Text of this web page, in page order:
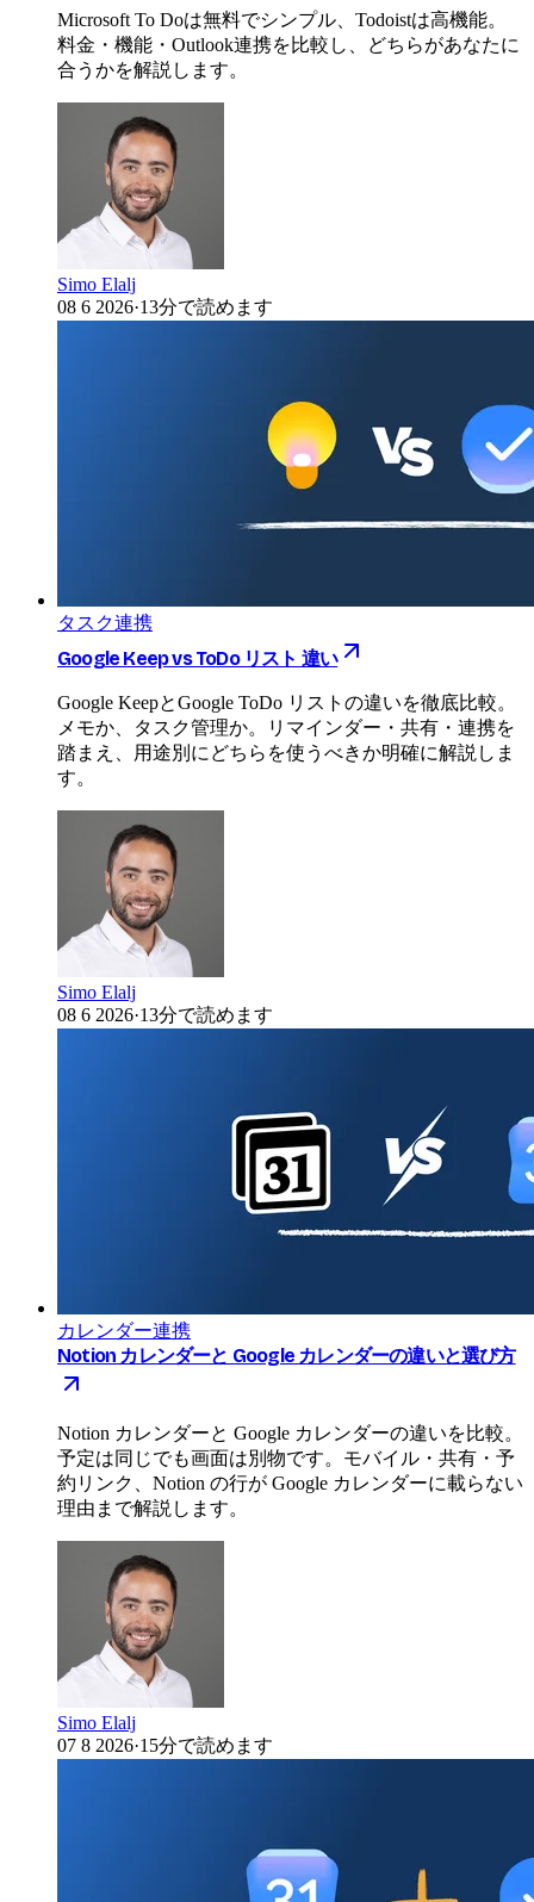
Microsoft To Doは無料でシンプル、Todoistは高機能。
料金・機能・Outlook連携を比較し、どちらがあなたに
合うかを解説します。
Simo Elalj
08 6 2026·13分で読めます
タスク連携
Google Keep vs ToDo リスト 違い
Google KeepとGoogle ToDo リストの違いを徹底比較。
メモか、タスク管理か。リマインダー・共有・連携を
踏まえ、用途別にどちらを使うべきか明確に解説しま
す。
Simo Elalj
08 6 2026·13分で読めます
カレンダー連携
Notion カレンダーと Google カレンダーの違いと選び方
Notion カレンダーと Google カレンダーの違いを比較。
予定は同じでも画面は別物です。モバイル・共有・予
約リンク、Notion の行が Google カレンダーに載らない
理由まで解説します。
Simo Elalj
07 8 2026·15分で読めます